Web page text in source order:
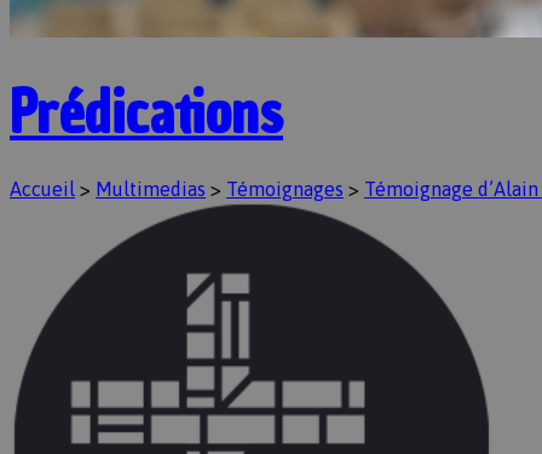
Prédications
Accueil > Multimedias > Témoignages > Témoignage